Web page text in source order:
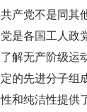
共产党不是同其
党是各国工人政
了解无产阶级运
定的先进分子组
性和纯洁性提供